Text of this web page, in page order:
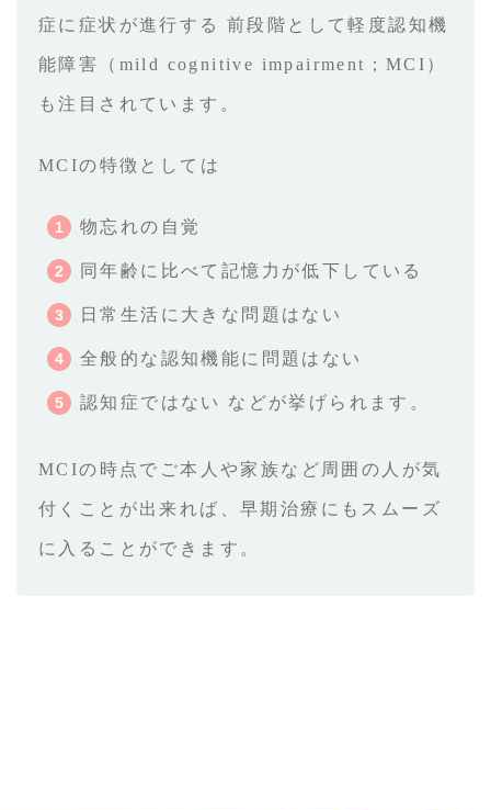
症に症状が進行する 前段階として軽度認知機
能障害（mild cognitive impairment；MCI）
も注目されています。
MCIの特徴としては
物忘れの自覚
同年齢に比べて記憶力が低下している
日常生活に大きな問題はない
全般的な認知機能に問題はない
認知症ではない などが挙げられます。
MCIの時点でご本人や家族など周囲の人が気
付くことが出来れば、早期治療にもスムーズ
に入ることができます。